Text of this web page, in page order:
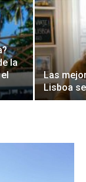
la
Las
Lisboa